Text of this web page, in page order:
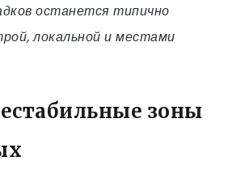
останется типично
локальной и местами
зоны